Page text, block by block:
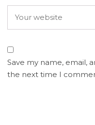
Save my name, email,
the next time I